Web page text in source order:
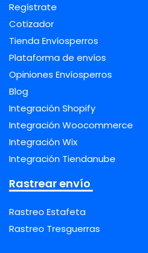
Regístrate
Cotizador
Tienda Envíosperros
Plataforma de envíos
Opiniones Envíosperros
Blog
Integración Shopify
Integración Woocommerce
Integración Wix
Integración Tiendanube
Rastrear envío
Rastreo Estafeta
Rastreo Tresguerras